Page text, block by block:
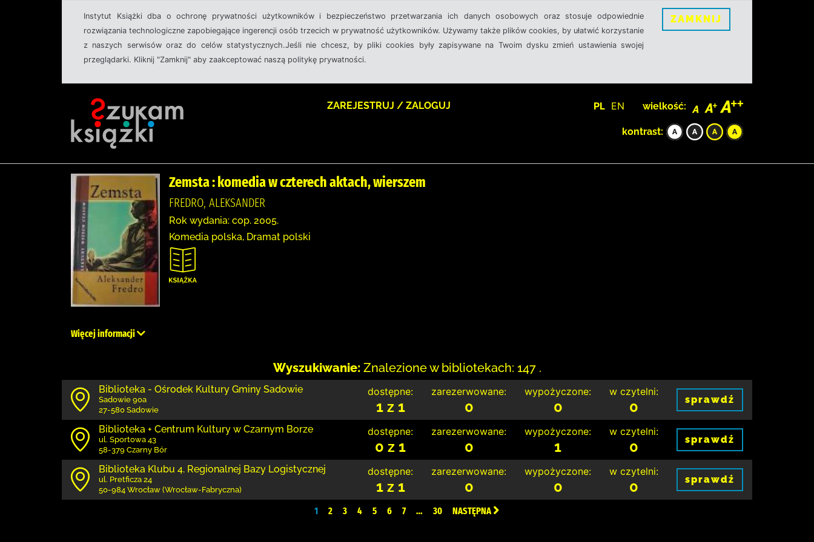
Instytut Książki dba o ochronę prywatności użytkowników i bezpieczeństwo przetwarzania ich danych osobowych oraz stosuje odpowiednie
rozwiązania technologiczne zapobiegające ingerencji osób trzecich w prywatność użytkowników. Używamy także plików cookies, by ułatwić korzystanie
z naszych serwisów oraz do celów statystycznych.Jeśli nie chcesz, by pliki cookies były zapisywane na Twoim dysku zmień ustawienia swojej
przeglądarki. Kliknij "Zamknij" aby zaakceptować naszą politykę prywatności.
ZAMKNIJ
ZAREJESTRUJ / ZALOGUJ PL EN wielkość:
kontrast:
Zemsta : komedia w czterech aktach, wierszem
FREDRO, ALEKSANDER
Rok wydania: cop. 2005.
Komedia polska, Dramat polski
Więcej informacji
Wyszukiwanie: Znalezione w bibliotekach: 147 .
Biblioteka - Ośrodek Kultury Gminy Sadowie
Sadowie 90a
27-580 Sadowie
dostępne:
1 z 1
zarezerwowane:
0
wypożyczone:
0
w czytelni:
0 sprawdź
Biblioteka + Centrum Kultury w Czarnym Borze
ul. Sportowa 43
58-379 Czarny Bór
dostępne:
0 z 1
zarezerwowane:
0
wypożyczone:
1
w czytelni:
0 sprawdź
Biblioteka Klubu 4. Regionalnej Bazy Logistycznej
ul. Pretficza 24
50-984 Wrocław (Wrocław-Fabryczna)
dostępne:
1 z 1
zarezerwowane:
0
wypożyczone:
0
w czytelni:
0 sprawdź
1 2 3 4 5 6 7 … 30 NASTĘPNA